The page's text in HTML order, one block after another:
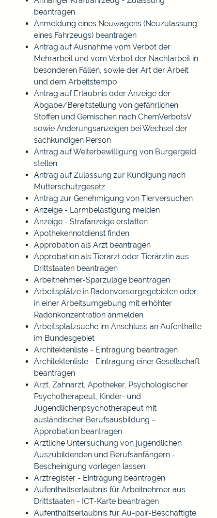
beantragen
Anmeldung eines Neuwagens (Neuzulassung
eines Fahrzeugs) beantragen
Antrag auf Ausnahme vom Verbot der
Mehrarbeit und vom Verbot der Nachtarbeit in
besonderen Fällen, sowie der Art der Arbeit
und dem Arbeitstempo
Antrag auf Erlaubnis oder Anzeige der
Abgabe/Bereitstellung von gefährlichen
Stoffen und Gemischen nach ChemVerbotsV
sowie Änderungsanzeigen bei Wechsel der
sachkundigen Person
Antrag auf Weiterbewilligung von Bürgergeld
stellen
Antrag auf Zulassung zur Kündigung nach
Mutterschutzgesetz
Antrag zur Genehmigung von Tierversuchen
Anzeige - Lärmbelästigung melden
Anzeige - Strafanzeige erstatten
Apothekennotdienst finden
Approbation als Arzt beantragen
Approbation als Tierarzt oder Tierärztin aus
Drittstaaten beantragen
Arbeitnehmer-Sparzulage beantragen
Arbeitsplätze in Radonvorsorgegebieten oder
in einer Arbeitsumgebung mit erhöhter
Radonkonzentration anmelden
Arbeitsplatzsuche im Anschluss an Aufenthalte
im Bundesgebiet
Architektenliste - Eintragung beantragen
Architektenliste - Eintragung einer Gesellschaft
beantragen
Arzt, Zahnarzt, Apotheker, Psychologischer
Psychotherapeut, Kinder- und
Jugendlichenpsychotherapeut mit
ausländischer Berufsausbildung –
Approbation beantragen
Ärztliche Untersuchung von jugendlichen
Auszubildenden und Berufsanfängern -
Bescheinigung vorlegen lassen
Arztregister - Eintragung beantragen
Aufenthaltserlaubnis für Arbeitnehmer aus
Drittstaaten - ICT-Karte beantragen
Aufenthaltserlaubnis für Au-pair-Beschäftigte